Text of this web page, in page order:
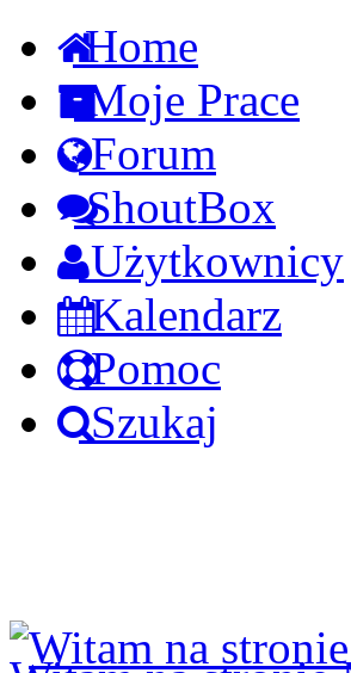
Home
Moje Prace
Forum
ShoutBox
Użytkownicy
Kalendarz
Pomoc
Szukaj